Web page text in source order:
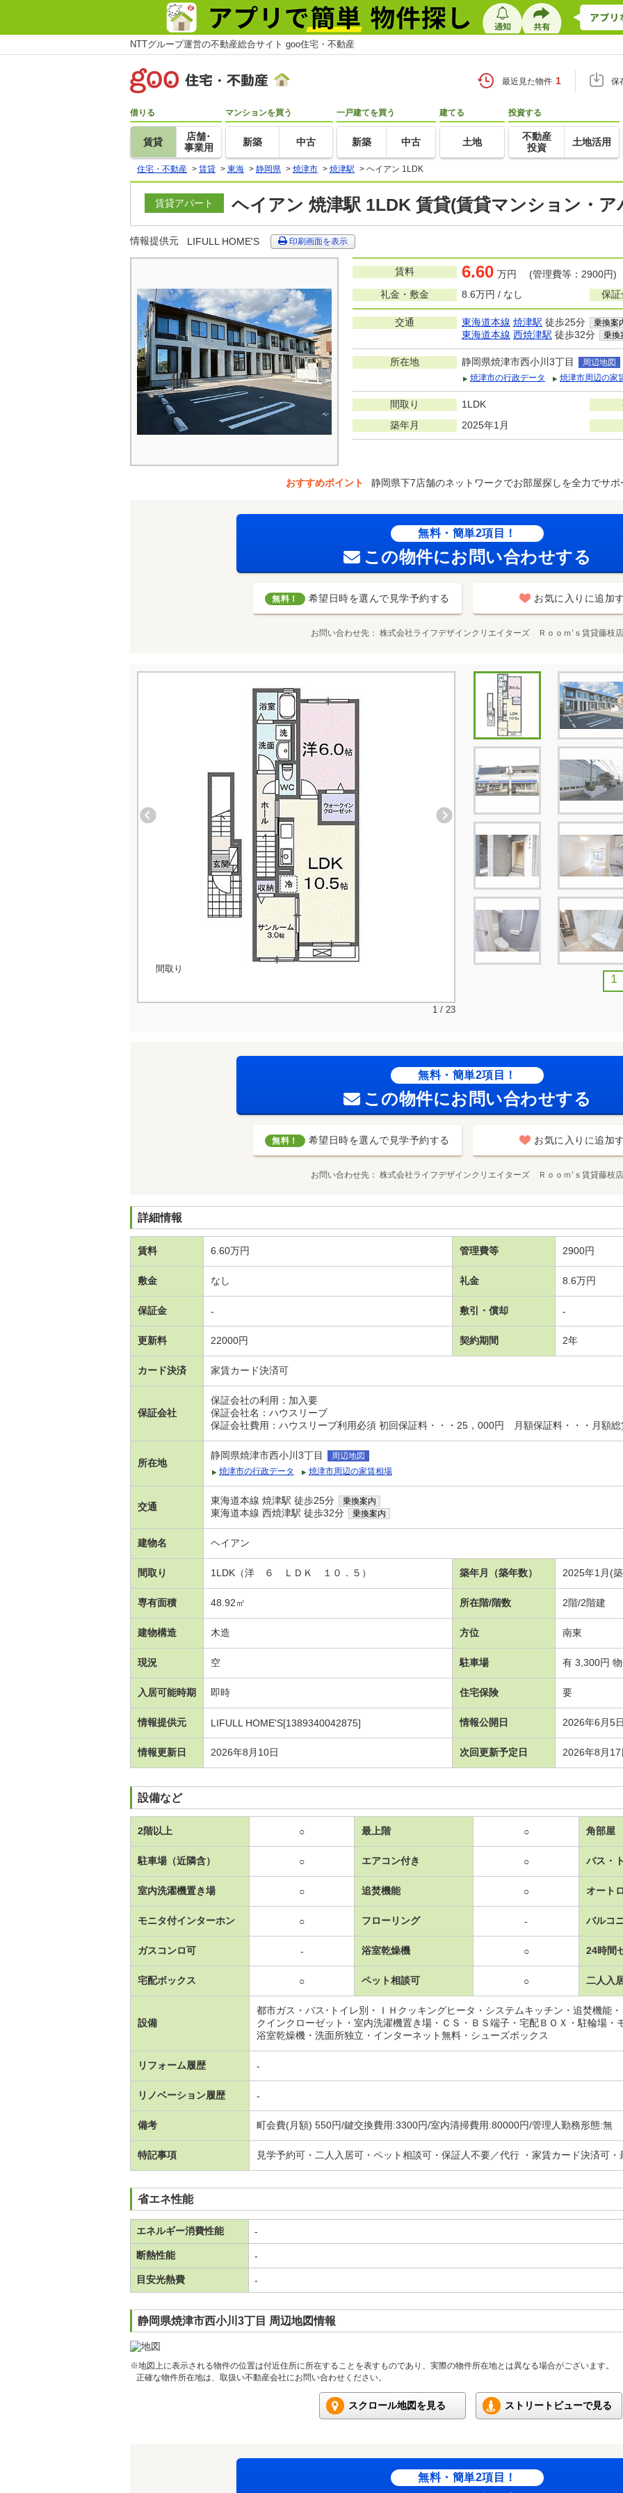
NTTグループ運営の不動産総合サイト goo住宅・不動産
最近見た物件 1 保
借りる
賃貸
店舗･
事業用
マンションを買う
新築 中古
一戸建てを買う
新築 中古
建てる
土地
投資する
不動産
投資
土地活用
住宅・不動産 > 賃貸 > 東海 > 静岡県 > 焼津市 > 焼津駅 > ヘイアン 1LDK
賃貸アパート ヘイアン 焼津駅 1LDK 賃貸(賃貸マンション・ア
情報提供元 LIFULL HOME'S 印刷画面を表示
賃料 6.60 万円 (管理費等：2900円)
礼金・敷金
8.6万円 / なし 保証
交通 東海道本線 焼津駅 徒歩25分 乗換案
東海道本線 西焼津駅 徒歩32分 乗換
所在地 静岡県焼津市西小川3丁目
周辺地図
焼津市の行政データ
焼津市周辺の家
間取り 1LDK
築年月
2025年1月
おすすめポイント 静岡県下7店舗のネットワークでお部屋探しを全力でサポ
無料・簡単2項目！
この物件にお問い合わせする
無料！ 希望日時を選んで見学予約する お気に入りに追加
お問い合わせ先 株式会社ライフデザインクリエイターズ Ｒｏｏｍ’ｓ賃貸藤枝店
間取り
1 / 23
1
無料・簡単2項目！
この物件にお問い合わせする
無料！ 希望日時を選んで見学予約する お気に入りに追加
お問い合わせ先 株式会社ライフデザインクリエイターズ Ｒｏｏｍ’ｓ賃貸藤枝店
詳細情報
賃料 6.60万円 管理費等 2900円
敷金 なし 礼金 8.6万円
保証金 - 敷引・償却 -
更新料 22000円 契約期間 2年
カード決済 家賃カード決済可
保証会社
保証会社の利用：加入要
保証会社名：ハウスリーブ
保証会社費用：ハウスリーブ利用必須 初回保証料・・・25，000円 月額保証料・・・月額
所在地
静岡県焼津市西小川3丁目
周辺地図
焼津市の行政データ
焼津市周辺の家賃相場
交通
東海道本線 焼津駅 徒歩25分 乗換案内
東海道本線 西焼津駅 徒歩32分 乗換案内
建物名 ヘイアン
間取り 1LDK（洋 ６ ＬＤＫ １０．５） 築年月（築年数） 2025年1月(
専有面積 48.92㎡ 所在階/階数 2階/2階建
建物構造 木造 方位 南東
現況 空 駐車場 有 3,300円
入居可能時期 即時 住宅保険 要
情報提供元 LIFULL HOME'S[1389340042875] 情報公開日 2026年6月5
情報更新日 2026年8月10日 次回更新予定日 2026年8月17
設備など
2階以上 ○ 最上階 ○ 角部屋
駐車場（近隣含） ○ エアコン付き ○ バス・
室内洗濯機置き場 ○ 追焚機能 ○ オート
モニタ付インターホン ○ フローリング - バルコ
ガスコンロ可 - 浴室乾燥機 ○ 24時間
宅配ボックス ○ ペット相談可 ○ 二人入
設備
都市ガス・バス･トイレ別・ＩＨクッキングヒータ・システムキッチン・追焚機能
クインクローゼット・室内洗濯機置き場・ＣＳ・ＢＳ端子・宅配ＢＯＸ・駐輪場・
浴室乾燥機・洗面所独立・インターネット無料・シューズボックス
リフォーム履歴 -
リノベーション履歴 -
備考 町会費(月額) 550円/鍵交換費用:3300円/室内清掃費用:80000円/管理人勤務形態:無
特記事項 見学予約可・二人入居可・ペット相談可・保証人不要／代行 ・家賃カード決済可・
省エネ性能
エネルギー消費性能 -
断熱性能 -
目安光熱費 -
静岡県焼津市西小川3丁目 周辺地図情報
※地図上に表示される物件の位置は付近住所に所在することを表すものであり、実際の物件所在地とは異なる場合がございます。
正確な物件所在地は、取扱い不動産会社にお問い合わせください。
スクロール地図を見る ストリートビューで見る
無料・簡単2項目！